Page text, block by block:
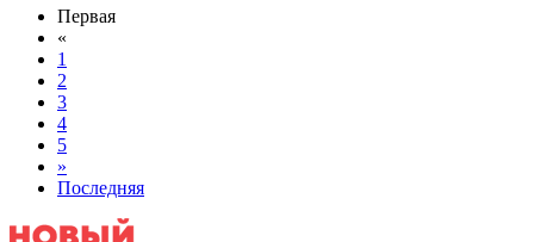
Первая
«
1
2
3
4
5
»
Последняя